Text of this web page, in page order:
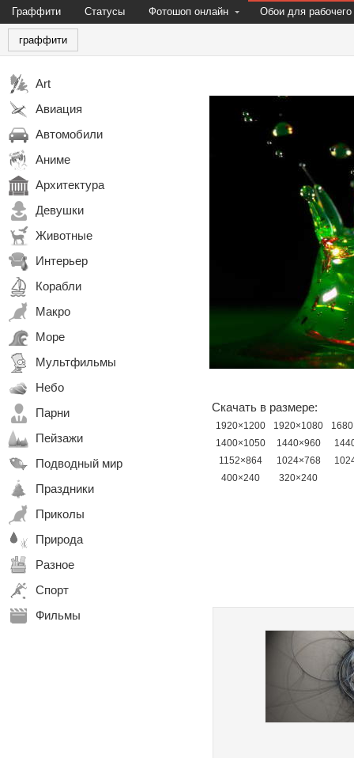
Граффити Статусы Фотошоп онлайн Обои для рабочего
граффити
Art
Авиация
Автомобили
Аниме
Архитектура
Девушки
Животные
Интерьер
Корабли
Макро
Море
Мультфильмы
Небо
Парни
Пейзажи
Подводный мир
Праздники
Приколы
Природа
Разное
Спорт
Фильмы
Скачать в размере:
1920×1200 1920×1080
1400×1050
1440×960
1152×864
1024×768
400×240
320×240